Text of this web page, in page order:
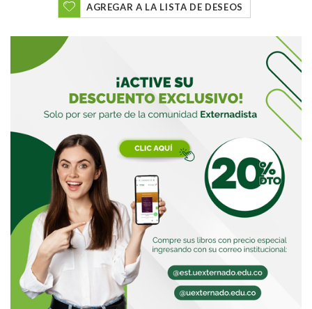
Buscar
Buscar
AGREGAR A LA LISTA DE DESEOS